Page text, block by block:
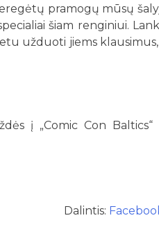
pramogų mūsų
šiam renginiui.
užduoti jiems
į „Comic Con
Dalintis: